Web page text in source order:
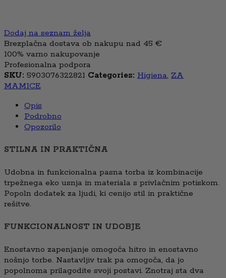
Dodaj na seznam želja
Brezplačna dostava ob nakupu nad 45 €
100% varno nakupovanje
Profesionalna podpora
SKU: 5903076322821 Categories: Higiena, ZA
MAMICE
Opis
Podrobno
Opozorilo
STILNA IN PRAKTIČNA
Udobna in funkcionalna pasna torba iz kombinacije
trpežnega eko usnja in materiala s privlačnim potiskom.
Popoln dodatek za ljudi, ki cenijo stil in praktične
rešitve.
FUNKCIONALNOST IN UDOBJE
Enostavno zapenjanje omogoča hitro in enostavno
nošnjo torbe. Nastavljiv trak pa omogoča, da jo
popolnoma prilagodite svoji postavi. Znotraj sta dva